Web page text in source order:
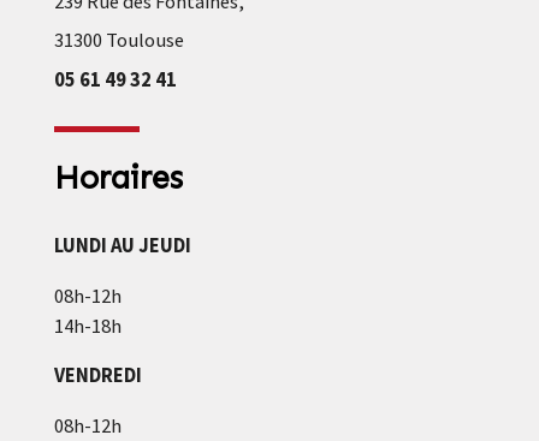
31300 Toulouse
05 61 49 32 41
Horaires
LUNDI AU JEUDI
08h-12h
14h-18h
VENDREDI
08h-12h